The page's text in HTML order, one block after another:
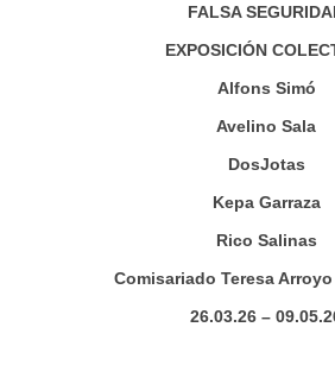
FALSA
EXPOSICIÓN
Alfons Simó
Avelino Sala
DosJotas
Kepa Garraza
Rico Salinas
Comisariado Teresa
26.03.26 –